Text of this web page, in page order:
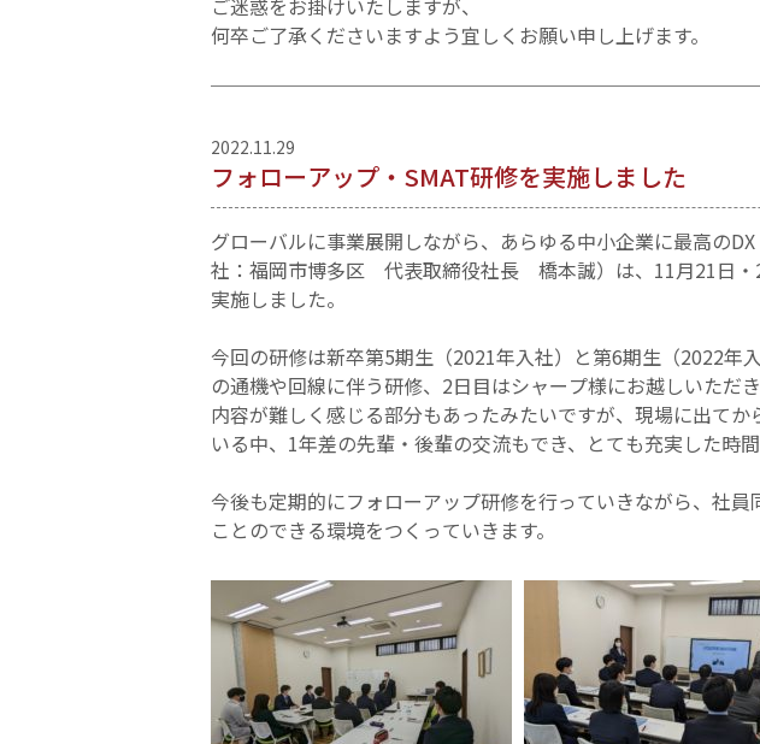
ご迷惑をお掛けいたしますが、
何卒ご了承くださいますよう宜しくお願い申し上げます。
2022.11.29
フォローアップ・SMAT研修を実施しました
グローバルに事業展開しながら、あらゆる中小企業に最高の
社：福岡市博多区 代表取締役社長 橋本誠）は、11月21日・
実施しました。
今回の研修は新卒第5期生（2021年入社）と第6期生（2022年
の通機や回線に伴う研修、2日目はシャープ様にお越しいただ
内容が難しく感じる部分もあったみたいですが、現場に出て
いる中、1年差の先輩・後輩の交流もでき、とても充実した時
今後も定期的にフォローアップ研修を行っていきながら、社
ことのできる環境をつくっていきます。